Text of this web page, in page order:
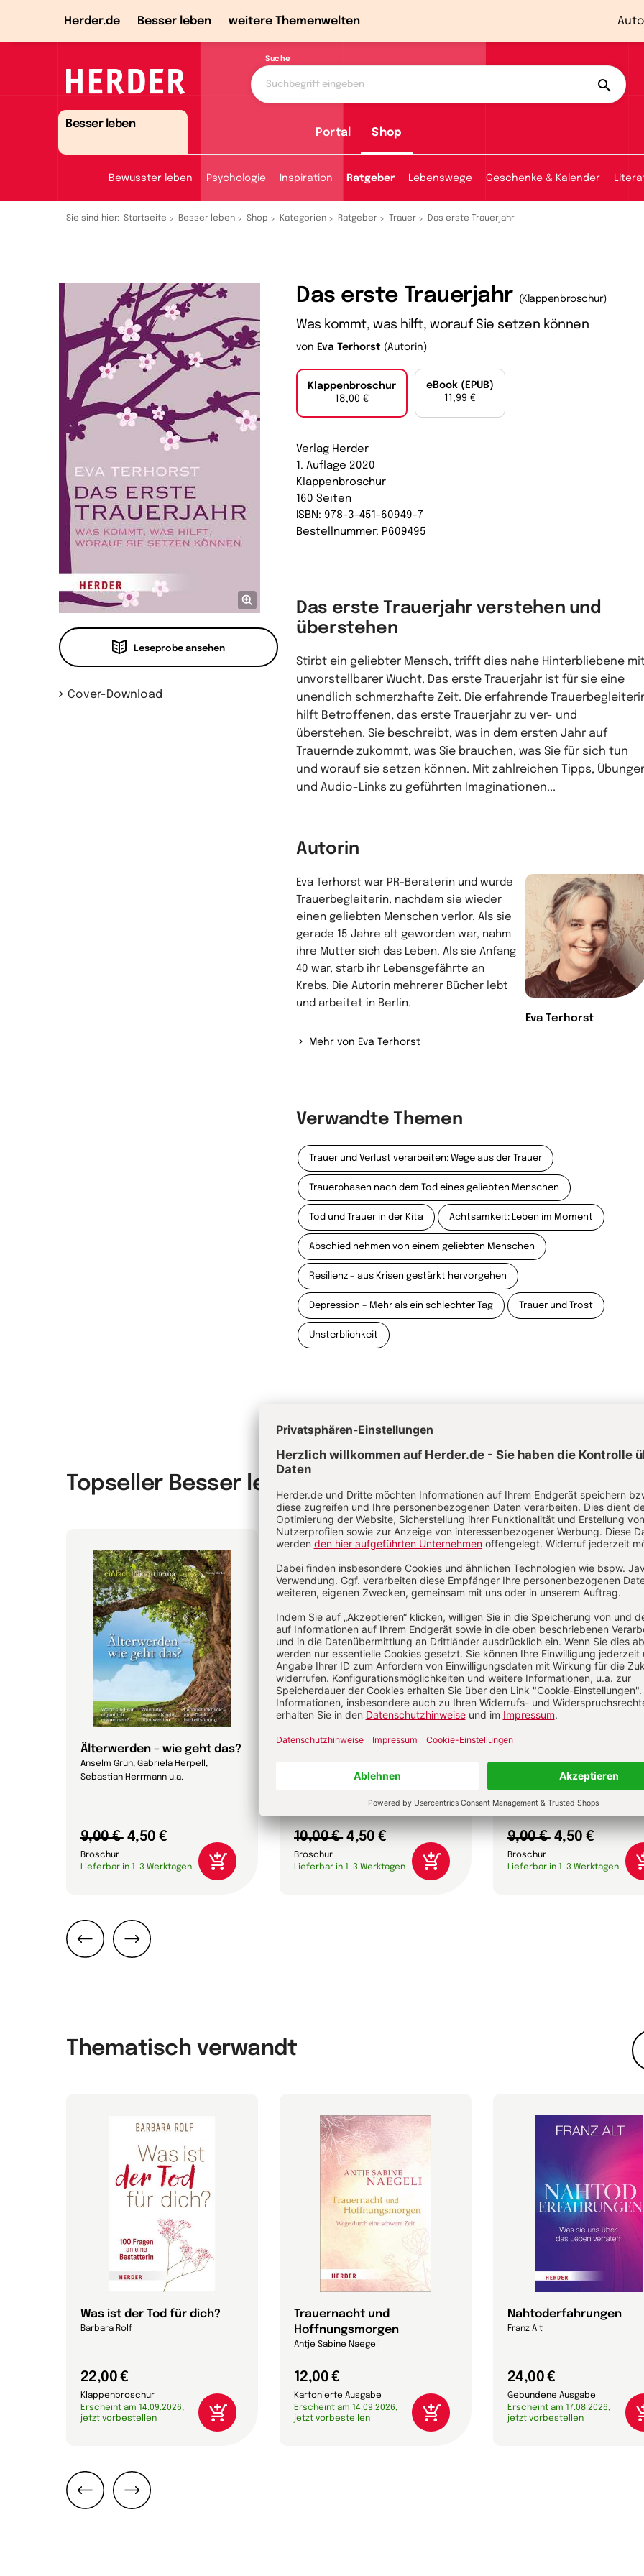
Herder.de Besser leben weitere Themenwelten
Suche
Besser leben
Portal Shop
Bewusster leben Psychologie Inspiration Ratgeber Lebenswege Geschenke & Kalender
Sie sind hier: Startseite Besser leben Shop Kategorien Ratgeber Trauer Das erste Trauerjahr
Leseprobe ansehen
Cover-Download
Das erste Trauerjahr (Klappenbroschur)
Was kommt, was hilft, worauf Sie setzen können
von Eva Terhorst (Autorin)
Klappenbroschur
18,00 €
eBook (EPUB)
11,99 €
Verlag Herder
1. Auflage 2020
Klappenbroschur
160 Seiten
ISBN: 978-3-451-60949-7
Bestellnummer: P609495
Das erste Trauerjahr verstehen und
überstehen
Stirbt ein geliebter Mensch, trifft dies nahe Hinterbliebene
unvorstellbarer Wucht. Das erste Trauerjahr ist für sie eine
unendlich schmerzhafte Zeit. Die erfahrende
hilft Betroffenen, das erste Trauerjahr zu ver- und
überstehen. Sie beschreibt, was in dem ersten Jahr auf
Trauernde zukommt, was Sie brauchen, was Sie für sich tun
und worauf sie setzen können. Mit zahlreichen Tipps,
und Audio-Links zu geführten Imaginationen...
Autorin
Eva Terhorst
Eva Terhorst war PR-Beraterin und wurde
Trauerbegleiterin, nachdem sie wieder
einen geliebten Menschen verlor. Als sie
gerade 15 Jahre alt geworden war, nahm
ihre Mutter sich das Leben. Als sie Anfang
40 war, starb ihr Lebensgefährte an
Krebs. Die Autorin mehrerer Bücher lebt
und arbeitet in Berlin.
Mehr von Eva Terhorst
Verwandte Themen
Trauer und Verlust verarbeiten: Wege aus der Trauer
Trauerphasen nach dem Tod eines geliebten Menschen
Tod und Trauer in der Kita Achtsamkeit: Leben im Moment
Abschied nehmen von einem geliebten Menschen
Resilienz – aus Krisen gestärkt hervorgehen
Depression – Mehr als ein schlechter Tag Trauer und Trost
Unsterblichkeit
Topseller Besser leben
Älterwerden – wie geht das?
Anselm Grün, Gabriela Herpell,
Sebastian Herrmann u.a.
9,00 € 4,50 €
Broschur
Lieferbar in 1-3 Werktagen
Wie die Zeit vergeht
Bernhard Uhde u.a.
10,00 € 4,50 €
Broschur
Lieferbar in 1-3 Werktagen
Anselm Grün, Lorenz Marti,
9,00 € 4,50 €
Broschur
Lieferbar in 1-3 Werktagen
Thematisch verwandt
Was ist der Tod für dich?
Barbara Rolf
22,00 €
Klappenbroschur
Erscheint am 14.09.2026,
jetzt vorbestellen
Trauernacht und
Hoffnungsmorgen
Antje Sabine Naegeli
12,00 €
Kartonierte Ausgabe
Erscheint am 14.09.2026,
jetzt vorbestellen
Nahtoderfahrungen
Franz Alt
24,00 €
Gebundene Ausgabe
Erscheint am 17.08.2026,
jetzt vorbestellen